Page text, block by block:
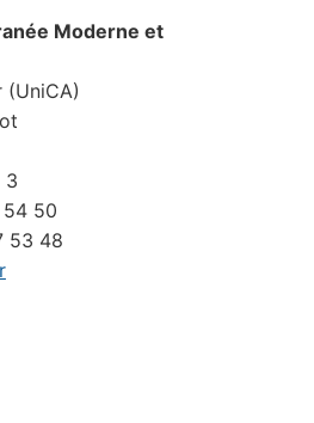
Moderne et
(UniCA)
3
50
53 48